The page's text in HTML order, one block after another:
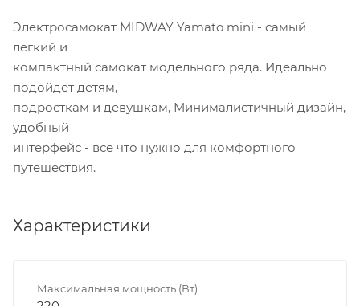
Электросамокат MIDWAY Yamato mini - самый
легкий и
компактный самокат модельного ряда. Идеально
подойдет детям,
подросткам и девушкам, Минималистичный дизайн,
удобный
интерфейс - все что нужно для комфортного
путешествия.
Характеристики
Максимальная мощность (Вт)